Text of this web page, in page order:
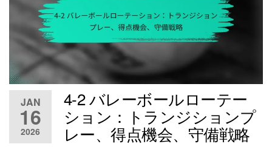
JAN
16
2026
4-2 バレーボールローテー
ション：トランジションプ
レー、得点機会、守備戦略